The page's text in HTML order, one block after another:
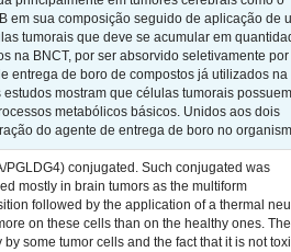
em sua composição seguido de aplicação de
tumorais que deve se acumular em
na BNCT, por ser absorvido seletivamente por
entrega de boro de compostos já utilizados na
mostram que células tumorais
metabólicos básicos. Unidos aos dois
do agente de entrega de boro no
conjugated. Such conjugated was
mostly in brain tumors as the multiform
followed by the application of a thermal
on these cells than on the healthy ones. The
some tumor cells and the fact that it is not